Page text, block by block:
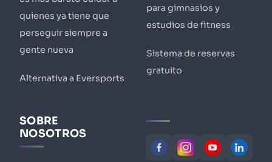
quienes ya tiene que
perseguir siempre a
gente nueva
Alternativa a Eversports
para gimnasios y
estudios de fitness
Sistema de reservas
gratuito
SOBRE
NOSOTROS